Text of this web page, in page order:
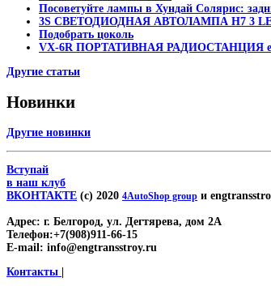
Посоветуйте лампы в Хундай Солярис:
3S СВЕТОДИОДНАЯ АВТОЛАМПА H7 3 LED
Подобрать цоколь
VX-6R ПОРТАТИВНАЯ РАДИОСТАНЦИЯ
Другие статьи
Новинки
Другие новинки
Вступай
в наш клуб
ВКОНТАКТЕ (c) 2020 4AutoShop group и
Адрес: г. Белгород, ул. Дегтярева, дом 2А
Телефон:+7(908)911-66-15
E-mail: info@engtransstroy.ru
Контакты